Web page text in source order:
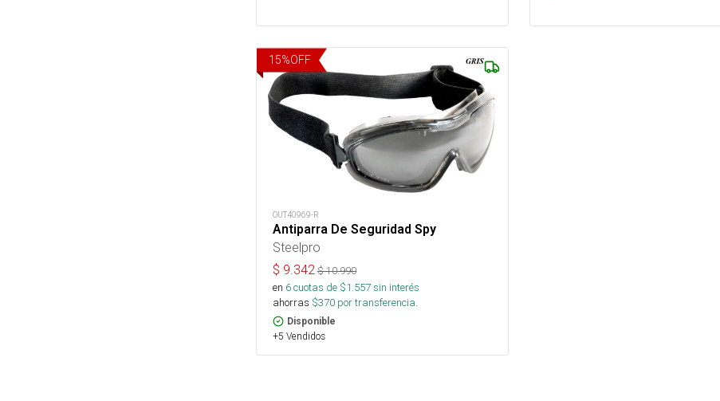
15%OFF
OUT40969-R
Antiparra De Seguridad Spy
Steelpro
$ 9.342 $10.990
en 6cuotas de $1.557sin interés
ahorras $370 por transferencia.
Disponible
+5 Vendidos